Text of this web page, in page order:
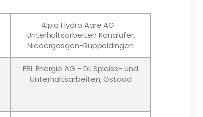
Alpiq Hydro Aare AG -
Unterhaltsarbeiten Kanalufer,
Niedergösgen-Ruppoldingen
EBL Energie AG - Di. Spleiss- und
Unterhaltsarbeiten, Gstaad